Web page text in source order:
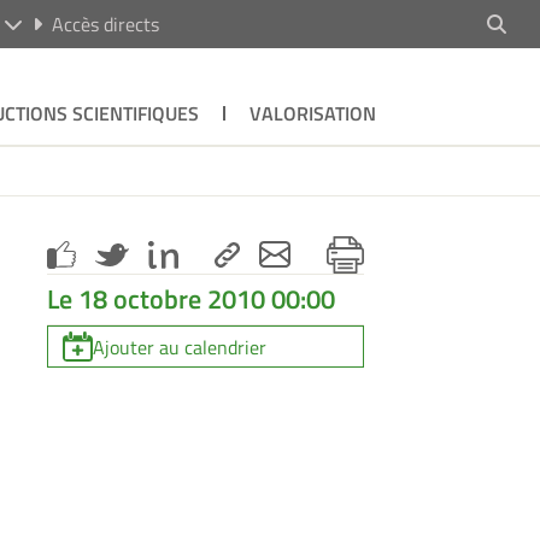
Accès directs
SCIENTIFIQUES VALORISATION
Le 18 octobre 2010 00:00
Ajouter au calendrier